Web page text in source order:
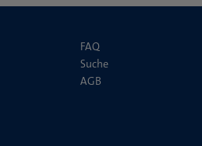
FAQ
Suche
AGB